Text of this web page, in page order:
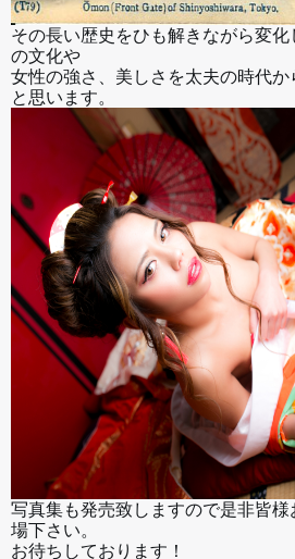
その長い歴史をひも解きながら変
の文化や
女性の強さ、美しさを太夫の時代
と思います。
写真集も発売致しますので是非皆
場下さい。
お待ちしております！